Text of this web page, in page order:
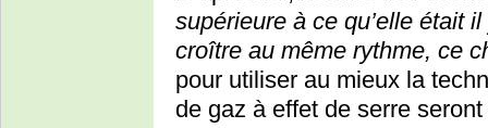
supérieure à ce qu’elle était
croître au même rythme, ce
pour utiliser au mieux la
de gaz à effet de serre